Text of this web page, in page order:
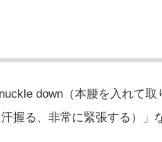
down（本腰を入れて
握る、非常に緊張する）」